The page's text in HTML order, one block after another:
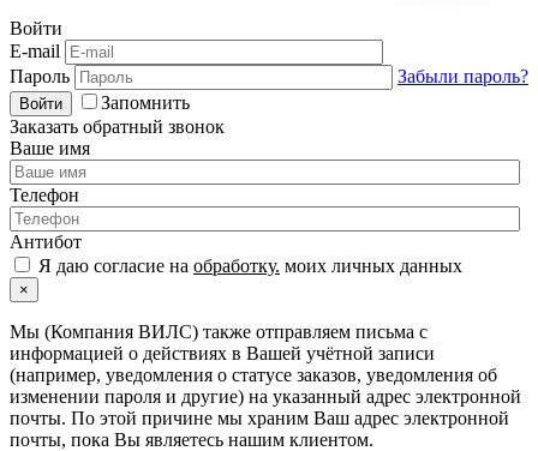
Войти
E-mail
Пароль
Забыли пароль?
Войти
Запомнить
Заказать обратный звонок
Ваше имя
Телефон
Антибот
Я даю согласие на обработку. моих личных данных
×
Мы (Компания ВИЛС) также отправляем письма с
информацией о действиях в Вашей учётной записи
(например, уведомления о статусе заказов, уведомления об
изменении пароля и другие) на указанный адрес электронной
почты. По этой причине мы храним Ваш адрес электронной
почты, пока Вы являетесь нашим клиентом.